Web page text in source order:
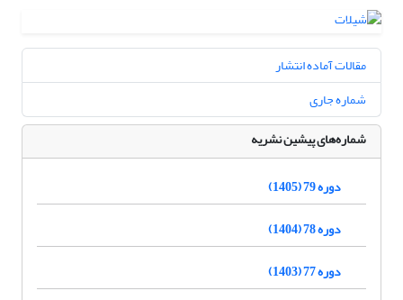
مقالات آماده انتشار
شماره جاری
شماره‌های پیشین نشریه
دوره 79 (1405)
دوره 78 (1404)
دوره 77 (1403)